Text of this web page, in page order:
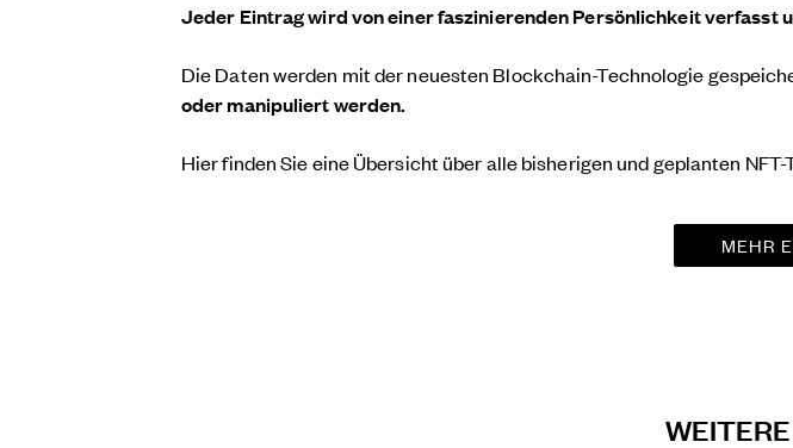
Jeder Eintrag wird von einer faszinierenden Persönlichkeit verfasst
Die Daten werden mit der neuesten Blockchain-Technologie
oder manipuliert werden.
Hier finden Sie eine Übersicht über alle bisherigen und geplanten NFT-
MEHR